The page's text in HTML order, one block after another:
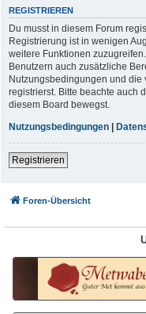
REGISTRIEREN
Du musst in diesem Forum
Registrierung ist in wenigen
weitere Funktionen
Benutzern auch zusätzliche
Nutzungsbedingungen und
registrierst. Bitte beachte auch
diesem Board bewegst.
Nutzungsbedingungen
Registrieren
Foren-Übersicht